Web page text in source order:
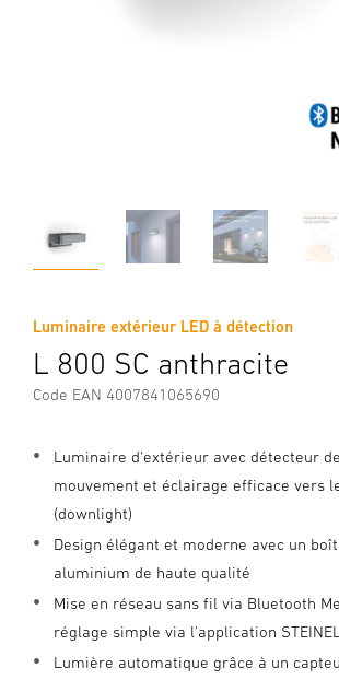
Luminaire extérieur LED à détection
L 800 SC anthracite
Code EAN 4007841065690
Luminaire d'extérieur avec détecteur de
mouvement et éclairage efficace vers
(downlight)
Design élégant et moderne avec un
aluminium de haute qualité
Mise en réseau sans fil via Bluetooth
réglage simple via l'application
Lumière automatique grâce à un